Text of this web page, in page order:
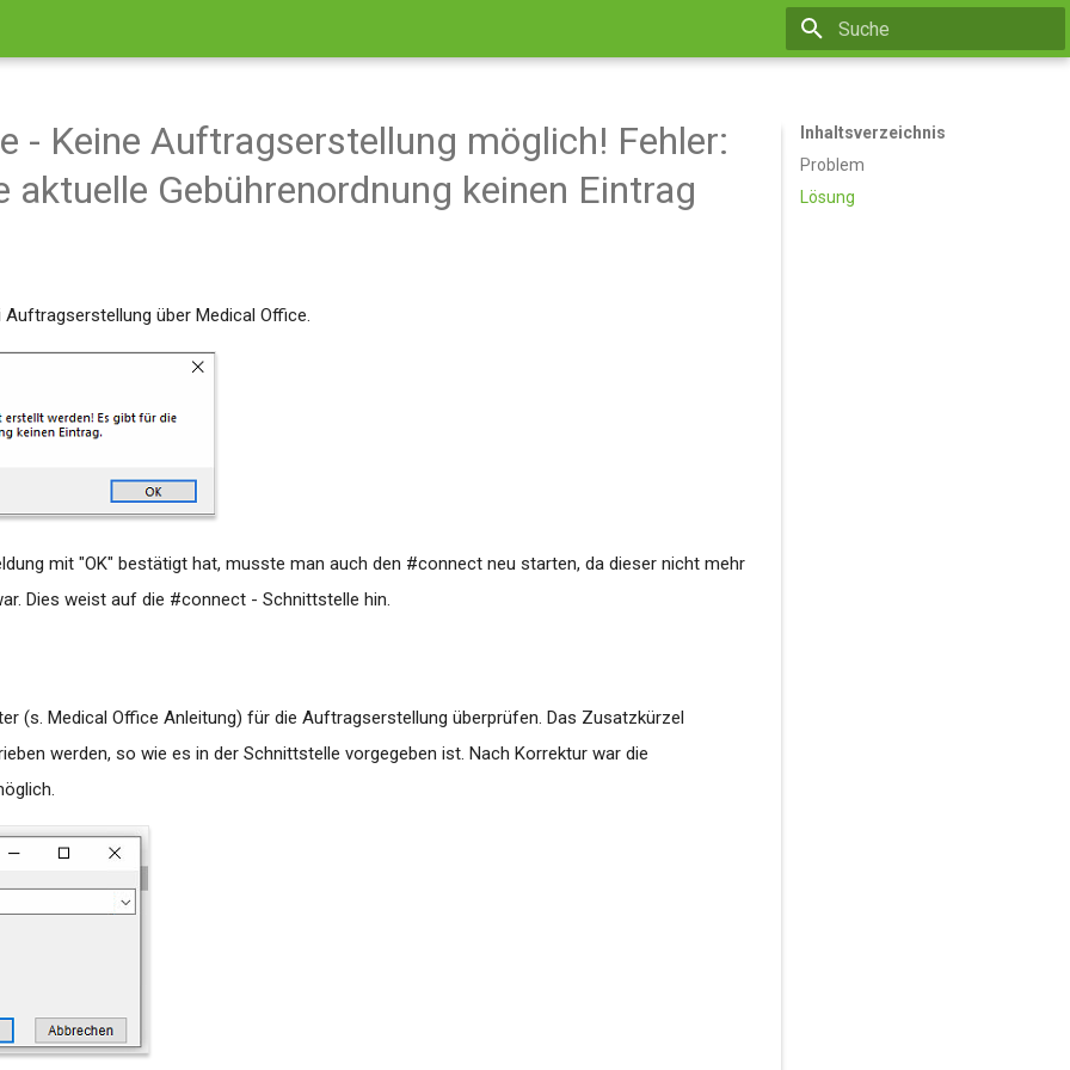
Inhaltsverzeichnis
Problem
Lösung
- Keine Auftragserstellung möglich! Fehler:
aktuelle Gebührenordnung keinen Eintrag
Auftragserstellung über Medical Office.
mit "OK" bestätigt hat, musste man auch den #connect neu starten, da dieser nicht mehr
Dies weist auf die #connect - Schnittstelle hin.
(s. Medical Office Anleitung) für die Auftragserstellung überprüfen. Das Zusatzkürzel
werden, so wie es in der Schnittstelle vorgegeben ist. Nach Korrektur war die